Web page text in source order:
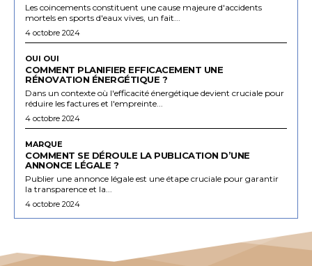
Les coincements constituent une cause majeure d'accidents
mortels en sports d'eaux vives, un fait...
4 octobre 2024
OUI OUI
COMMENT PLANIFIER EFFICACEMENT UNE
RÉNOVATION ÉNERGÉTIQUE ?
Dans un contexte où l'efficacité énergétique devient cruciale pour
réduire les factures et l'empreinte...
4 octobre 2024
MARQUE
COMMENT SE DÉROULE LA PUBLICATION D’UNE
ANNONCE LÉGALE ?
Publier une annonce légale est une étape cruciale pour garantir
la transparence et la...
4 octobre 2024